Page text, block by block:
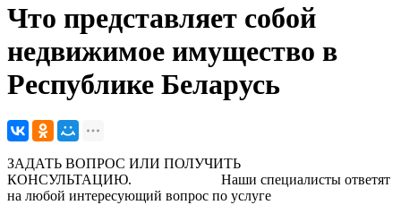
Что представляет собой
недвижимое имущество в
Республике Беларусь
ЗАДАТЬ ВОПРОС ИЛИ ПОЛУЧИТЬ
КОНСУЛЬТАЦИЮ. Наши специалисты ответят
на любой интересующий вопрос по услуге